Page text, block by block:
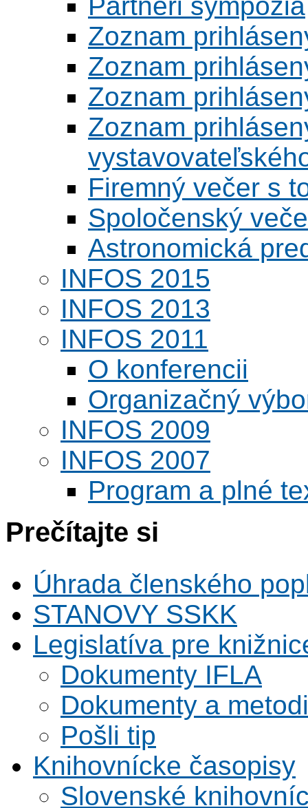
Zoznam
Zoznam
Zoznam
Zoznam
Firemný večer s
Spoločenský
Astronomická
INFOS 2015
INFOS 2013
INFOS 2011
O konferencii
Organizačný
INFOS 2009
INFOS 2007
Program a plné
Prečítajte si
Úhrada členského
STANOVY SSKK
Legislatíva pre
Dokumenty IFLA
Dokumenty a
Pošli tip
Knihovnícke časopisy
Slovenské